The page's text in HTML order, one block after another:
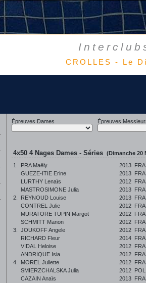
CROLLES - Le
Épreuves Dames Épreuves
4x50 4 Nages Dames - Séries (Dimanche 20
1.
PRA Maëly 2013 FRA
GUEZE-ITIE Erine
2013 FRA
LURTHY Lenaïs
2012 FRA
MASTROSIMONE Julia
2013 FRA
2.
REYNOUD Louise 2013 FRA
CONTREL Julie
2012 FRA
MURATORE TUPIN Margot
2012 FRA
SCHMITT Manon
2012 FRA
3.
JOUKOFF Angele 2012 FRA
RICHARD Fleur
2014 FRA
VIDAL Heloise
2012 FRA
ANDRIQUE Isia
2012 FRA
4.
MOREL Juliette 2012 FRA
SMIERZCHALSKA Julia
2012 POL
CAZAIN Anaïs
2013 FRA